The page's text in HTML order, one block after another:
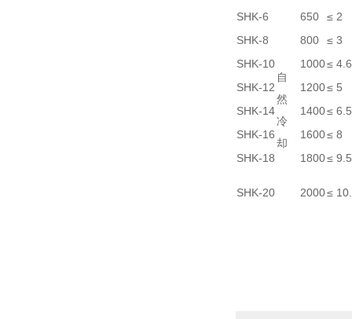
SHK-6
自
然
冷
却
650
≤ 2
SHK-8
800
≤ 3
SHK-10
1000≤ 4.6
SHK-12
1200≤ 5
SHK-14
1400≤ 6.5
SHK-16
1600≤ 8
SHK-18
1800≤ 9.5
SHK-20 2000≤